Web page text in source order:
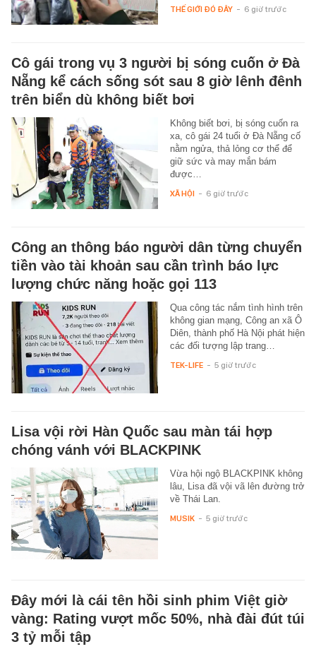
THẾ GIỚI ĐÓ ĐÂY - 6 giờ trước
Cô gái trong vụ 3 người bị sóng cuốn ở Đà
Nẵng kể cách sống sót sau 8 giờ lênh đênh
trên biển dù không biết bơi
Không biết bơi, bị sóng cuốn ra
xa, cô gái 24 tuổi ở Đà Nẵng cố
nằm ngửa, thả lỏng cơ thể để
giữ sức và may mắn bám
được…
XÃ HỘI - 6 giờ trước
Công an thông báo người dân từng chuyển
tiền vào tài khoản sau cần trình báo lực
lượng chức năng hoặc gọi 113
Qua công tác nắm tình hình trên
không gian mạng, Công an xã Ô
Diên, thành phố Hà Nội phát hiện
các đối tượng lập trang…
TEK-LIFE - 5 giờ trước
Lisa vội rời Hàn Quốc sau màn tái hợp
chóng vánh với BLACKPINK
Vừa hội ngộ BLACKPINK không
lâu, Lisa đã vội vã lên đường trở
về Thái Lan.
MUSIK - 5 giờ trước
Đây mới là cái tên hồi sinh phim Việt giờ
vàng: Rating vượt mốc 50%, nhà đài đút túi
3 tỷ mỗi tập